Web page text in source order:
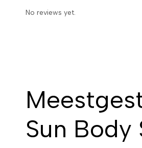
No reviews yet.
Sun Body